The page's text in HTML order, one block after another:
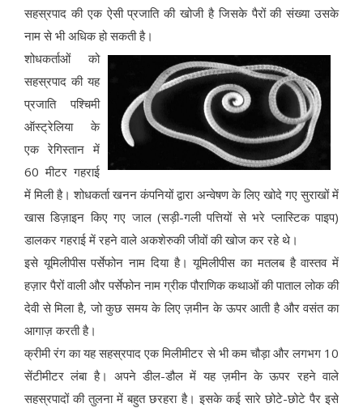
सहस्रपाद की एक ऐसी प्रजाति की खोजी है जिसके पैरों की संख्या उसके
नाम से भी अधिक हो सकती है।
शोधकर्ताओं को
सहस्रपाद की यह
प्रजाति पश्चिमी
ऑस्ट्रेलिया के
एक रेगिस्तान में
60 मीटर गहराई
में मिली है। शोधकर्ता खनन कंपनियों द्वारा अन्वेषण के लिए खोदे गए सुराखों में
खास डिज़ाइन किए गए जाल (सड़ी-गली पत्तियों से भरे प्लास्टिक पाइप)
डालकर गहराई में रहने वाले अकशेरुकी जीवों की खोज कर रहे थे।
इसे यूमिलीपीस पर्सेफोन नाम दिया है। यूमिलीपीस का मतलब है वास्तव में
हज़ार पैरों वाली और पर्सेफोन नाम ग्रीक पौराणिक कथाओं की पाताल लोक की
देवी से मिला है, जो कुछ समय के लिए ज़मीन के ऊपर आती है और वसंत का
आगाज़ करती है।
क्रीमी रंग का यह सहस्रपाद एक मिलीमीटर से भी कम चौड़ा और लगभग 10
सेंटीमीटर लंबा है। अपने डील-डौल में यह ज़मीन के ऊपर रहने वाले
सहस्रपादों की तुलना में बहुत छरहरा है। इसके कई सारे छोटे-छोटे पैर इसे